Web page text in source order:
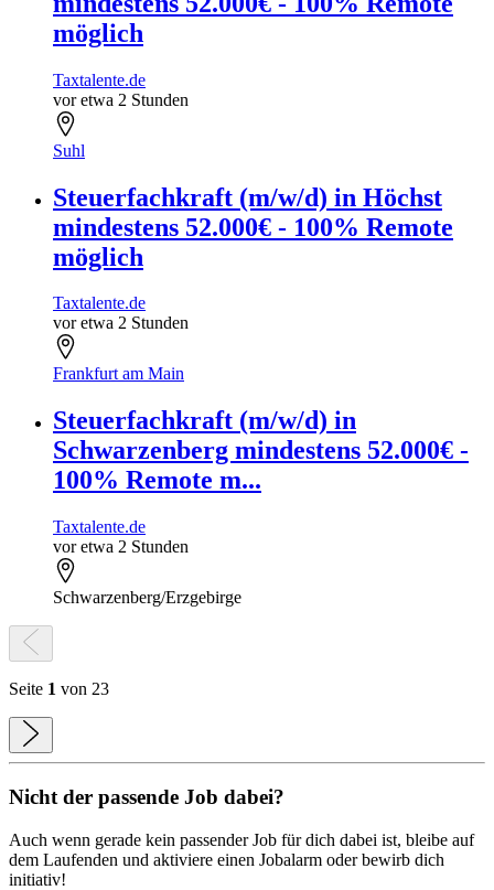
möglich
Taxtalente.de
vor etwa 2 Stunden
Suhl
Steuerfachkraft (m/w/d) in Höchst
mindestens 52.000€ - 100% Remote
möglich
Taxtalente.de
vor etwa 2 Stunden
Frankfurt am Main
Steuerfachkraft (m/w/d) in
Schwarzenberg mindestens 52.000€ -
100% Remote m...
Taxtalente.de
vor etwa 2 Stunden
Schwarzenberg/Erzgebirge
Seite 1 von 23
Nicht der passende Job dabei?
Auch wenn gerade kein passender Job für dich dabei ist, bleibe auf
dem Laufenden und aktiviere einen Jobalarm oder bewirb dich
initiativ!